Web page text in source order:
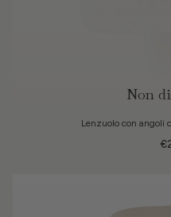
Non
Lenzuolo con angoli